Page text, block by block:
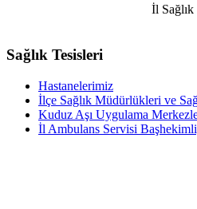
İl
Sağlık Tesisleri
Hastanelerimiz
İlçe Sağlık Müdürlükleri ve
Kuduz Aşı Uygulama
İl Ambulans Servisi